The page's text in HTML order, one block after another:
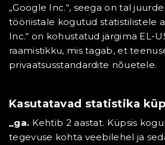
„Google Inc.“, seega on tal
tööriistale kogutud statistilistele
Inc.“ on kohustatud järgima EL-
raamistikku, mis tagab, et
privaatsusstandardite nõuetele.
Kasutatavad statistika
_ga. Kehtib 2 aastat. Küpsis
tegevuse kohta veebilehel ja